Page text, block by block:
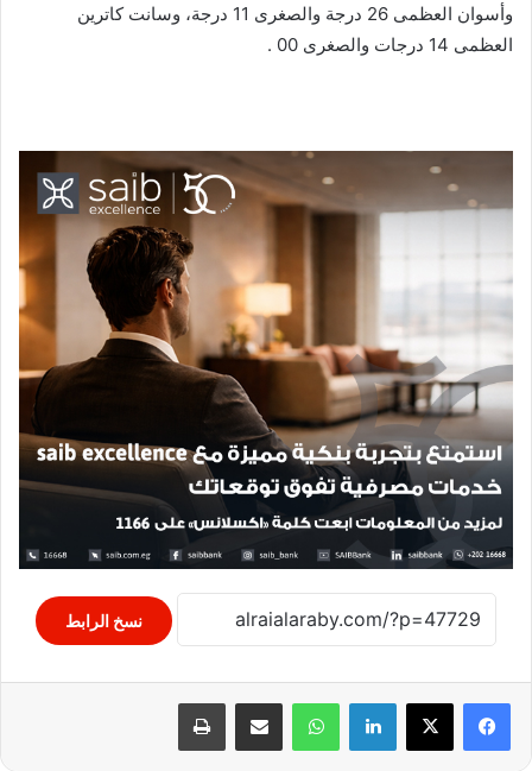
وأسوان العظمى 26 درجة والصغرى 11 درجة، وسانت كاترين
العظمى 14 درجات والصغرى 00 .
نسخ الرابط
لينكدإن واتساب مشاركة عبر البريد طباعة